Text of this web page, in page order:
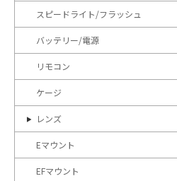
スピードライト/フラッシュ
バッテリー/電源
リモコン
ケージ
レンズ
Eマウント
EFマウント